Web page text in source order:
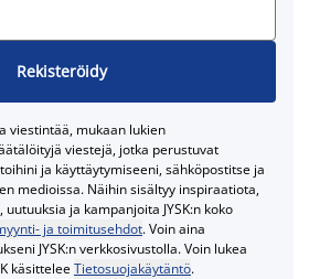
Rekisteröidy
viestintää, mukaan lukien
viestejä, jotka perustuvat
ja käyttäytymiseeni, sähköpostitse ja
medioissa. Näihin sisältyy inspiraatiota,
ja kampanjoita JYSK:n koko
ja toimitusehdot. Voin aina
JYSK:n verkkosivustolla. Voin lukea
käsitteleeTietosuojakäytäntö.